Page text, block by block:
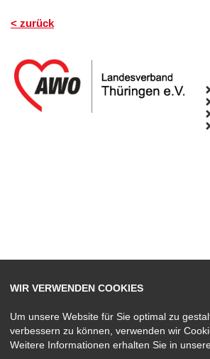
< zurück
WIR VERWENDEN COOKIES
Um unsere Website für Sie optimal zu
verbessern zu können, verwenden wir
Weitere Informationen erhalten Sie in